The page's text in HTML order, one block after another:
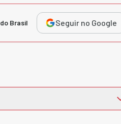
Brasil Seguir no Google